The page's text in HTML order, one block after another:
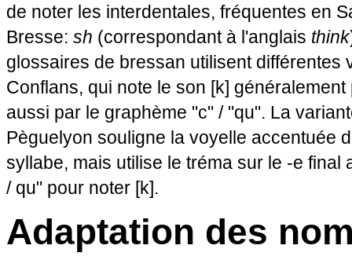
de noter les interdentales, fréquentes en
Bresse: sh (correspondant à l'anglais think
glossaires de bressan utilisent différentes
Conflans, qui note le son [k]
aussi par le graphème "c" / "qu". La
Pèguelyon souligne la voyelle accentuée
syllabe, mais utilise le tréma sur le -e final
/ qu" pour noter [k].
Adaptation des